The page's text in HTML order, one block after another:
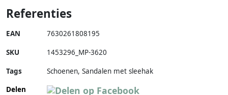
Referenties
EAN 7630261808195
SKU 1453296_MP-3620
Tags
Schoenen, Sandalen met sleehak
Delen